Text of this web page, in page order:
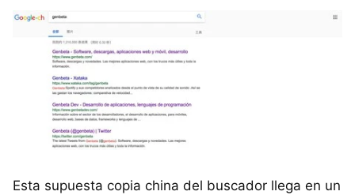
Esta supuesta copia china del buscador llega en un